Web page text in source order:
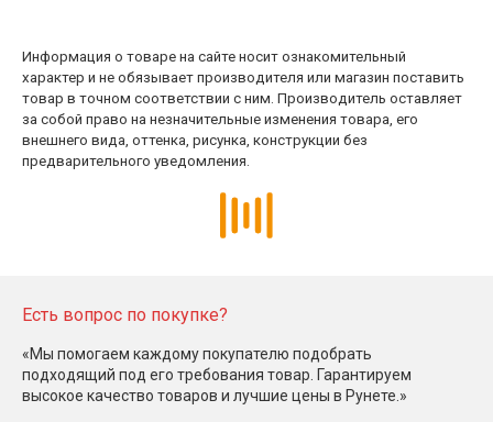
Информация о товаре на сайте носит ознакомительный
характер и не обязывает производителя или магазин поставить
товар в точном соответствии с ним. Производитель оставляет
за собой право на незначительные изменения товара, его
внешнего вида, оттенка, рисунка, конструкции без
предварительного уведомления.
Есть вопрос по покупке?
«Мы помогаем каждому покупателю подобрать
подходящий под его требования товар. Гарантируем
высокое качество товаров и лучшие цены в Рунете.»